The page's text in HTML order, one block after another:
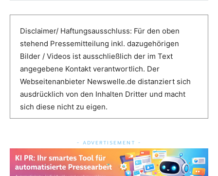
Disclaimer/ Haftungsausschluss: Für den oben
stehend Pressemitteilung inkl. dazugehörigen
Bilder / Videos ist ausschließlich der im Text
angegebene Kontakt verantwortlich. Der
Webseitenanbieter Newswelle.de distanziert sich
ausdrücklich von den Inhalten Dritter und macht
sich diese nicht zu eigen.
- ADVERTISEMENT -